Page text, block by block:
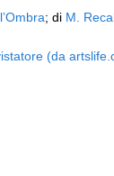
; di M.
(da